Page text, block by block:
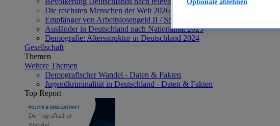
Die reichsten Menschen der Welt 2026
Empfänger von Arbeitslosengeld II / Sozialgeld / Bürgergeld in
Ausländer in Deutschland nach Nationalität 2025
Demografie: Altersstruktur in Deutschland 2024
Gesellschaft
Themen
Weitere Themen
Demografischer Wandel - Daten & Fakten
Jugendkriminalität in Deutschland - Daten & Fakten
Top Report
Optionale ablehnen